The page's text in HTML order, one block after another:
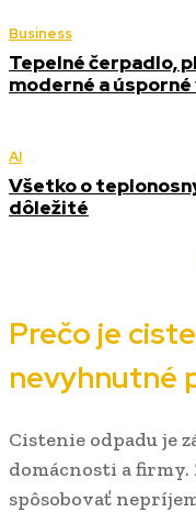
Business
Tepelné čerpadlo,
moderné a
AI
Všetko o
dôležité
Prečo je
nevyhnutné
Cistenie odpadu je
domácnosti a firmy.
spôsobovať